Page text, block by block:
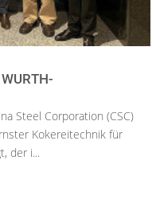
Steel Corporation (CSC)
Kokereitechnik für
der i...